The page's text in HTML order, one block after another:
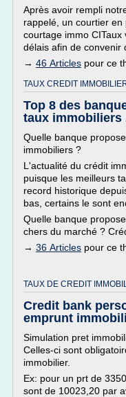
Après avoir rempli
rappelé, un courtier
courtage immo
délais afin de convenir
→ 46 Articles pour ce
TAUX CREDIT
Top 8 des
taux immobiliers
Quelle banque
immobiliers ?
L'actualité du crédit
puisque les meilleurs
record historique
bas, certains le sont
Quelle banque
chers du marché ?
→ 36 Articles pour ce
TAUX DE CREDIT
Credit bank
emprunt
Simulation pret
Celles-ci sont
immobilier.
Ex: pour un prt de
sont de 10023,20 par